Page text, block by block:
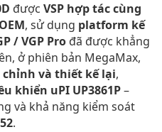
được VSP hợp tác cùng
OEM, sử dụng platform kế
/ VGP Pro đã được khẳng
ở phiên bản MegaMax,
chỉnh và thiết kế lại,
khiển uPI UP3861P–
và khả năng kiểm soát
.